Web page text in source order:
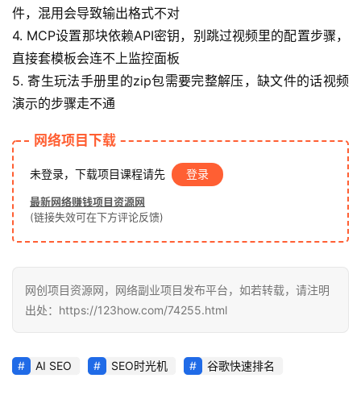
件，混用会导致输出格式不对
4. MCP设置那块依赖API密钥，别跳过视频里的配置步骤，
直接套模板会连不上监控面板
5. 寄生玩法手册里的zip包需要完整解压，缺文件的话视频
演示的步骤走不通
网络项目下载
未登录，下载项目课程请先 登录
最新网络赚钱项目资源网
(链接失效可在下方评论反馈)
网创项目资源网，网络副业项目发布平台，如若转载，请注明
出处：https://123how.com/74255.html
AI SEO SEO时光机 谷歌快速排名